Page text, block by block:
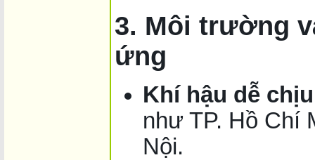
3. Môi trường
ứng
Khí hậu dễ
như TP. Hồ Chí
Nội.